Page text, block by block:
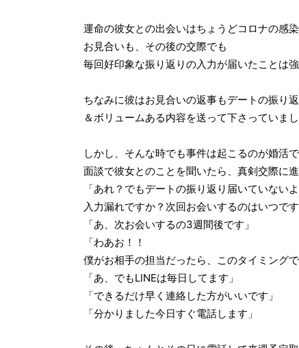
運命の彼女との出会いはちょうどコロナの感
お見合いも、その後の交際でも
毎回好印象な振り返りの入力が届いたことは強
ちなみに彼はお見合いの返事もデートの振り
＆ボリュームある内容を送って下さっていまし
しかし、そんな時でも事件は起こるのが婚活で
面談で彼女とのことを聞いたら、真剣交際に
「あれ？でもデートの振り返り届いていない
入力漏れですか？次回お会いするのはいつです
「あ、次お会いするの3週間後です」
「わあお！！
僕がお相手の担当だったら、このタイミング
「あ、でもLINEは毎日してます」
「できるだけ早く連絡した方がいいです」
「分かりました今日すぐ電話します」